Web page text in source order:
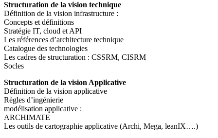
Structuration de la vision technique
Définition de la vision infrastructure :
Concepts et définitions
Stratégie IT, cloud et API
Les références d’architecture technique
Catalogue des technologies
Les cadres de structuration : CSSRM, CISRM
Socles
Structuration de la vision Applicative
Définition de la vision applicative
Règles d’ingénierie
modélisation applicative :
ARCHIMATE
Les outils de cartographie applicative (Archi, Mega, leanIX….)